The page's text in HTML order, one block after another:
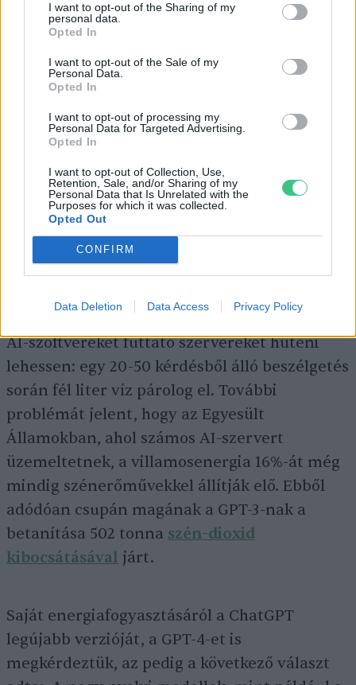
I want to opt-out of the Sharing of my
personal data.
Opted In
I want to opt-out of the Sale of my
Personal Data.
Opted In
I want to opt-out of processing my
Personal Data for Targeted Advertising.
Opted In
I want to opt-out of Collection, Use,
Retention, Sale, and/or Sharing of my
Personal Data that Is Unrelated with the
Purposes for which it was collected.
Opted Out
CONFIRM
Data Deletion Data Access Privacy Policy
Vajon hova tart a chatbot-használat?
Kép: canva
Ez pedig egyáltalán nem fenntartható, hiszen
ennek a trendnek a folytatódása azt
jelentené, hogy az évtized végére a világ
összes energiatermelése chatbotok építésére
és fejlesztésére megy majd el. A hatalmas
mennyiségű villamosenergia mellett
rengeteg vízre is szükség van ahhoz, hogy az
AI-szoftvereket futtató szervereket hűteni
lehessen: egy 20-50 kérdésből álló beszélgetés
során fél liter víz párolog el. További
problémát jelent, hogy az Egyesült
Államokban, ahol számos AI-szervert
üzemeltetnek, a villamosenergia 16%-át még
mindig szénerőművekkel állítják elő. Ebből
adódóan csupán magának a GPT-3-nak a
betanítása 502 tonna szén-dioxid
kibocsátásával járt.
Saját energiafogyasztásáról a ChatGPT
legújabb verzióját, a GPT-4-et is
megkérdeztük, az pedig a következő választ